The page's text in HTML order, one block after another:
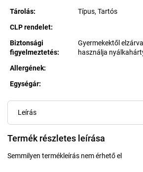
Tárolás:
Típus, Tartós
CLP rendelet:
Biztonsági
figyelmeztetés:
Gyermekektől
használja
Allergének:
Egységár:
Leírás
Termék részletes leírása
Semmilyen termékleírás nem érhető el